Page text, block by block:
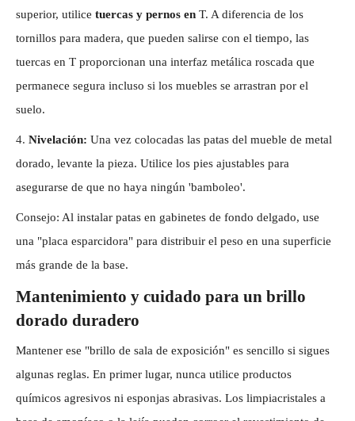
superior, utilice tuercas y pernos en T. A diferencia de los
tornillos para madera, que pueden salirse con el tiempo, las
tuercas en T proporcionan una interfaz metálica roscada que
permanece segura incluso si los muebles se arrastran por el
suelo.
4. Nivelación: Una vez colocadas las patas del mueble de metal
dorado, levante la pieza. Utilice los pies ajustables para
asegurarse de que no haya ningún 'bamboleo'.
Consejo: Al instalar patas en gabinetes de fondo delgado, use
una "placa esparcidora" para distribuir el peso en una superficie
más grande de la base.
Mantenimiento y cuidado para un brillo
dorado duradero
Mantener ese "brillo de sala de exposición" es sencillo si sigues
algunas reglas. En primer lugar, nunca utilice productos
químicos agresivos ni esponjas abrasivas. Los limpiacristales a